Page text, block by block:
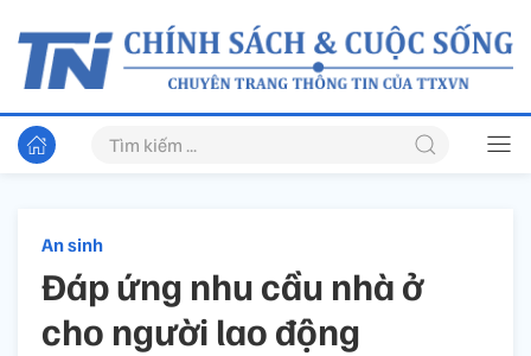
An sinh
Đáp ứng nhu cầu nhà ở
cho người lao động